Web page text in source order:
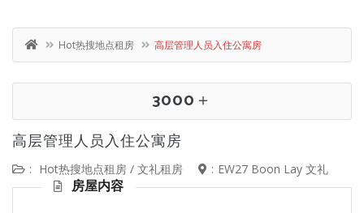
Hot热搜地点租房 高层管理人员入住公寓房
3000＋
高层管理人员入住公寓房
: Hot热搜地点租房 / 文礼租房 : EW27 Boon Lay 文礼
房屋内容